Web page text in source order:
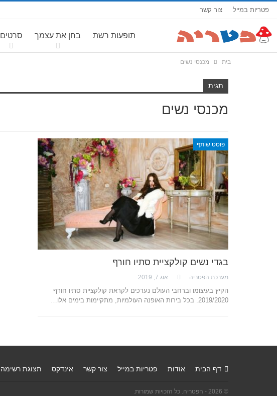
פטריות במייל צור קשר
תופעות רשת בחן את עצמך סרטים
בית מכנסי נשים
תגית
מכנסי נשים
פוסט שותף
בגדי נשים קולקציית סתיו חורף
מערכת הפטריה אוג 7, 2019
הקיץ בעיצומו וברחבי העולם נערכים לקראת קולקציית סתיו חורף
2019/2020. בכל בירות האופנה העולמיות, מתקיימות בימים אלו…
דף הבית אודות פטריות במייל צור קשר אינדקס תצוגת רשימה
© 2026 - הפטריה. כל הזכויות שמורות.